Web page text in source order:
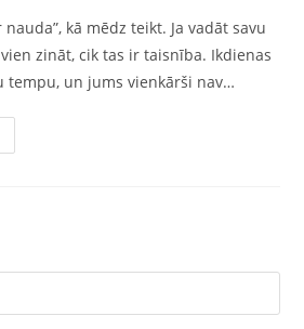
kā mēdz teikt. Ja vadāt savu
zināt, cik tas ir taisnība. Ikdienas
tempu, un jums vienkārši nav…